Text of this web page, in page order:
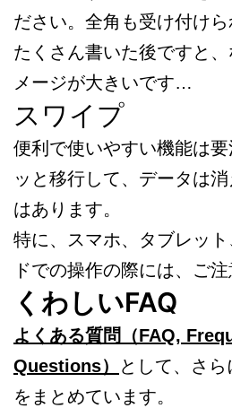
ださい。全角も受け付けら
たくさん書いた後ですと
メージが大きいです…
スワイプ
便利で使いやすい機能は
ッと移行して、データは
はあります。
特に、スマホ、タブレッ
ドでの操作の際には、ご注
くわしいFAQ
よくある質問（FAQ,
Questions）
として、さ
をまとめています。